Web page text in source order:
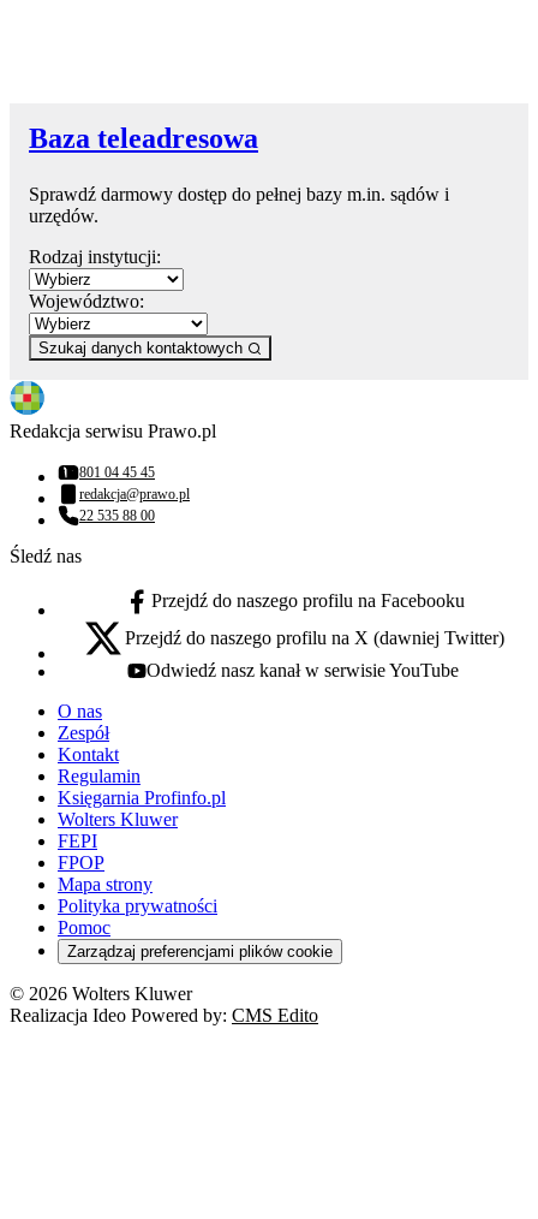
Baza teleadresowa
Sprawdź darmowy dostęp do pełnej bazy m.in. sądów i
urzędów.
Rodzaj instytucji:
Województwo:
Szukaj danych kontaktowych
Redakcja serwisu Prawo.pl
Numer telefonu:
801 04 45 45
Adres email:
redakcja@prawo.pl
Numer telefonu:
22 535 88 00
Śledź nas
facebook - otwiera się w nowej karcie
Przejdź do naszego profilu na Facebooku
x - otwiera się w nowej karcie
Przejdź do naszego profilu na X (dawniej Twitter)
youtube - otwiera się w nowej karcie
Odwiedź nasz kanał w serwisie YouTube
O nas
Zespół
Kontakt
Regulamin
Księgarnia Profinfo.pl
Wolters Kluwer
FEPI
FPOP
Mapa strony
Polityka prywatności
Pomoc
Zarządzaj preferencjami plików cookie
© 2026 Wolters Kluwer
Realizacja Ideo Powered by: CMS Edito